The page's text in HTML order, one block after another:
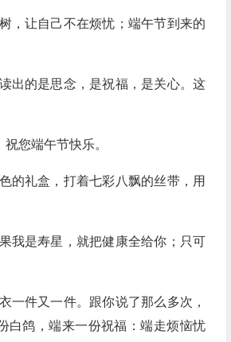
，让自己不在烦忧；端午节到来的
出的是思念，是祝福，是关心。这
您端午节快乐。
的礼盒，打着七彩八飘的丝带，用
我是寿星，就把健康全给你；只可
一件又一件。跟你说了那么多次，
白鸽，端来一份祝福：端走烦恼忧